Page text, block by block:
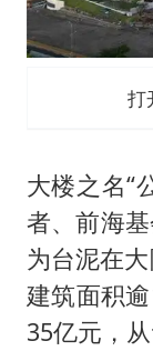
打
大楼之名“
者、前海
为台泥在
建筑面积
35亿元，